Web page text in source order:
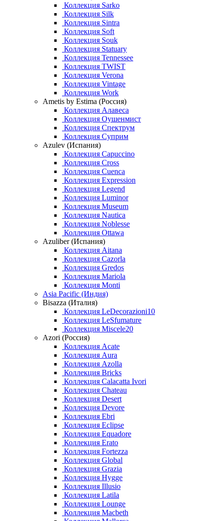
Коллекция Sarko
Коллекция Silk
Коллекция Sintra
Коллекция Soft
Коллекция Souk
Коллекция Statuary
Коллекция Tennessee
Коллекция TWIST
Коллекция Verona
Коллекция Vintage
Коллекция Work
Ametis by Estima (Россия)
Коллекция Алавеса
Коллекция Оушенмист
Коллекция Спектрум
Коллекция Суприм
Azulev (Испания)
Коллекция Capuccino
Коллекция Cross
Коллекция Cuenca
Коллекция Expression
Коллекция Legend
Коллекция Luminor
Коллекция Museum
Коллекция Nautica
Коллекция Noblesse
Коллекция Ottawa
Azuliber (Испания)
Коллекция Aitana
Коллекция Cazorla
Коллекция Gredos
Коллекция Mariola
Коллекция Monti
Asia Pacific (Индия)
Bisazza (Италия)
Коллекция LeDecorazioni10
Коллекция LeSfumature
Коллекция Miscele20
Azori (Россия)
Коллекция Acate
Коллекция Aura
Коллекция Azolla
Коллекция Bricks
Коллекция Calacatta Ivori
Коллекция Chateau
Коллекция Desert
Коллекция Devore
Коллекция Ebri
Коллекция Eclipse
Коллекция Equadore
Коллекция Erato
Коллекция Fortezza
Коллекция Global
Коллекция Grazia
Коллекция Hygge
Коллекция Illusio
Коллекция Latila
Коллекция Lounge
Коллекция Macbeth